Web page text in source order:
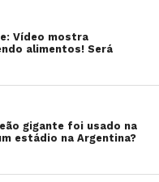
Vídeo mostra
alimentos! Será
gigante foi usado na
estádio na Argentina?